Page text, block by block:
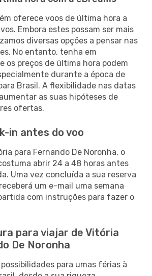
oferece voos de última hora a
Embora estes possam ser mais
diversas opções a pensar nas
No entanto, tenha em
os preços de última hora podem
durante a época de
Brasil. A flexibilidade nas datas
as suas hipóteses de
ofertas.
in antes do voo
para Fernando De Noronha, o
abrir 24 a 48 horas antes
Uma vez concluída a sua reserva
um e-mail uma semana
com instruções para fazer o
para viajar de Vitória
De Noronha
para umas férias à